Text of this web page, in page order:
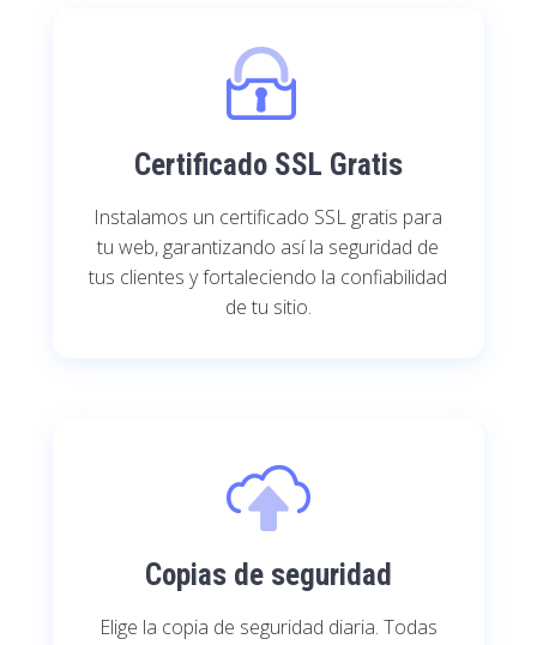
Certificado SSL Gratis
Instalamos un certificado SSL gratis para
tu web, garantizando así la seguridad de
tus clientes y fortaleciendo la confiabilidad
de tu sitio.
Copias de seguridad
Elige la copia de seguridad diaria. Todas